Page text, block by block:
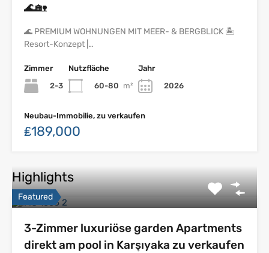
🌊🏡
🌊 PREMIUM WOHNUNGEN MIT MEER- & BERGBLICK 🏝
Resort-Konzept |…
Zimmer
2-3
Nutzfläche
60-80 m²
Jahr
2026
Neubau-Immobilie, zu verkaufen
₤189,000
Highlights
Featured
3-Zimmer luxuriöse garden Apartments
direkt am pool in Karşıyaka zu verkaufen